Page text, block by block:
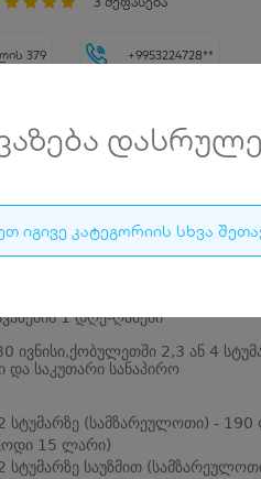
იგივე კატეგორიის სხვა
379 +9953224728**
შესახებ
ან შეიძინეთ ჯავშნის კოდი
'მირამარ მაგნეტიკ ბიჩ
გადაიხდით
1 დღე-ღამეში
ივნისი,ქობულეთში 2,3 ან 4
და საკუთარი სანაპირო
სტუმარზე (სამზარეულოთი) -
15 ლარი)
სტუმარზე საუზმით